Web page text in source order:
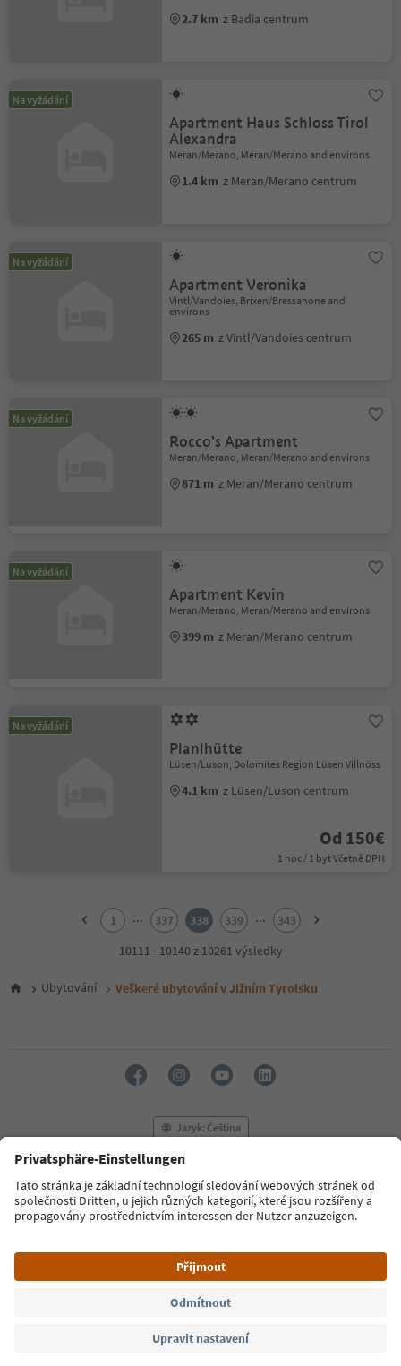
2.7 km z Badia centrum
Na vyžádání
Apartment Haus Schloss Tirol
Alexandra
Meran/Merano, Meran/Merano and environs
1.4 km z Meran/Merano centrum
Na vyžádání
Apartment Veronika
Vintl/Vandoies, Brixen/Bressanone and
environs
265 m z Vintl/Vandoies centrum
Na vyžádání
Rocco's Apartment
Meran/Merano, Meran/Merano and environs
871 m z Meran/Merano centrum
Na vyžádání
Apartment Kevin
Meran/Merano, Meran/Merano and environs
399 m z Meran/Merano centrum
Na vyžádání
Planlhütte
Lüsen/Luson, Dolomites Region Lüsen Villnöss
4.1 km z Lüsen/Luson centrum
Od 150€
1 noc / 1 byt Včetně DPH
6
16
17
18
19
21
1 ... 337 338 339 ...
343
10111 - 10140 z 10261 výsledky
Ubytování Veškeré ubytování v Jižním Tyrolsku
Jazyk: Čeština
FAQ Kontaktujte nás Tisk
MICE
Zásady ochrany osobních údajů
Podmínky a ujednání
Tiráž
Prohlášení o přístupnosti